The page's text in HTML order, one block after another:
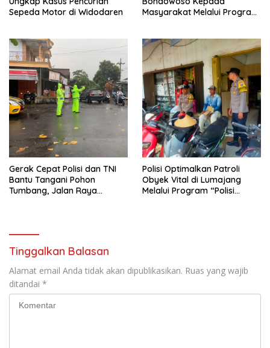
Sepeda Motor di Widodaren
Masyarakat Melalui Program
Gerak Cepat Polisi dan TNI
Bantu Tangani Pohon
Tumbang, Jalan Raya
Polisi Optimalkan Patroli
Obyek Vital di Lumajang
Melalui Program “Polisi
Tinggalkan Balasan
Alamat email Anda tidak akan dipublikasikan. Ruas yang wajib
ditandai *